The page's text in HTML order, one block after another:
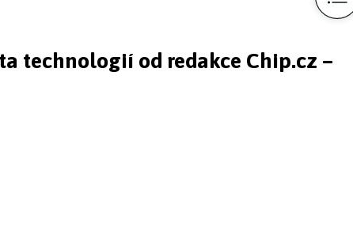
technologií od redakce Chip.cz –